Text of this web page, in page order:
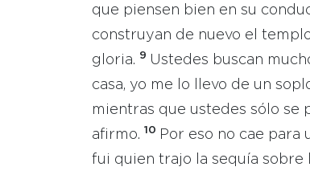
que piensen bien en su
construyan de nuevo el
gloria. 9 Ustedes buscan
casa, yo me lo llevo de un
mientras que ustedes sólo se
afirmo. 10 Por eso no cae para
fui quien trajo la sequía sobre